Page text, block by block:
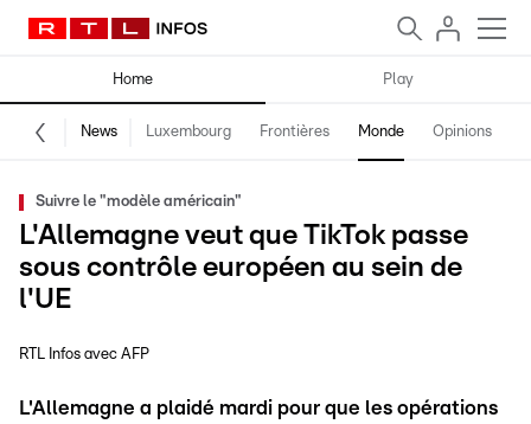
Home Play
News Luxembourg Frontières Monde Opinions
Suivre le "modèle américain"
L'Allemagne veut que TikTok passe
sous contrôle européen au sein de
l'UE
RTL Infos avec AFP
L'Allemagne a plaidé mardi pour que les opérations